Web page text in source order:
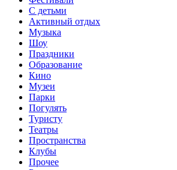
С детьми
Активный отдых
Музыка
Шоу
Праздники
Образование
Кино
Музеи
Парки
Погулять
Туристу
Театры
Пространства
Клубы
Прочее